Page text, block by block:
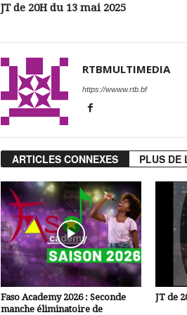
JT de 20H du 13 mai 2025
RTBMULTIMEDIA
https://wwww.rtb.bf
ARTICLES CONNEXES PLUS DE
Faso Academy 2026 : Seconde
manche éliminatoire de
JT de